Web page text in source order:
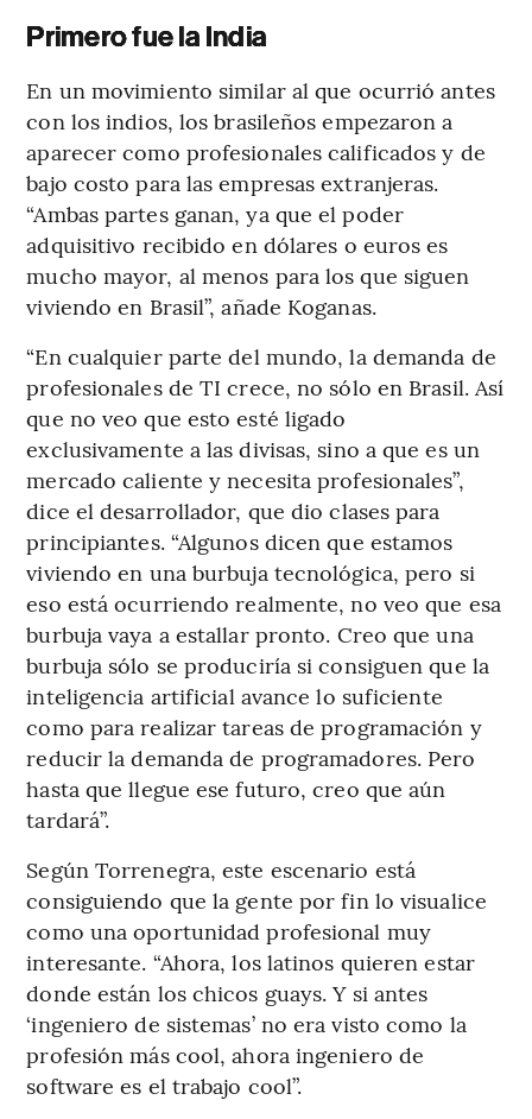
Primero fue la India
En un movimiento similar al que ocurrió antes
con los indios, los brasileños empezaron a
aparecer como profesionales calificados y de
bajo costo para las empresas extranjeras.
“Ambas partes ganan, ya que el poder
adquisitivo recibido en dólares o euros es
mucho mayor, al menos para los que siguen
viviendo en Brasil”, añade Koganas.
“En cualquier parte del mundo, la demanda de
profesionales de TI crece, no sólo en Brasil. Así
que no veo que esto esté ligado
exclusivamente a las divisas, sino a que es un
mercado caliente y necesita profesionales”,
dice el desarrollador, que dio clases para
principiantes. “Algunos dicen que estamos
viviendo en una burbuja tecnológica, pero si
eso está ocurriendo realmente, no veo que esa
burbuja vaya a estallar pronto. Creo que una
burbuja sólo se produciría si consiguen que la
inteligencia artificial avance lo suficiente
como para realizar tareas de programación y
reducir la demanda de programadores. Pero
hasta que llegue ese futuro, creo que aún
tardará”.
Según Torrenegra, este escenario está
consiguiendo que la gente por fin lo visualice
como una oportunidad profesional muy
interesante. “Ahora, los latinos quieren estar
donde están los chicos guays. Y si antes
‘ingeniero de sistemas’ no era visto como la
profesión más cool, ahora ingeniero de
software es el trabajo cool”.